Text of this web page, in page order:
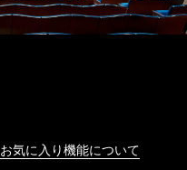
お気に入り機能について